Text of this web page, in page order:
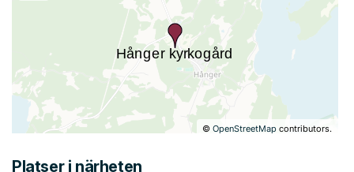
©OpenStreetMap contributors.
Platser i närheten